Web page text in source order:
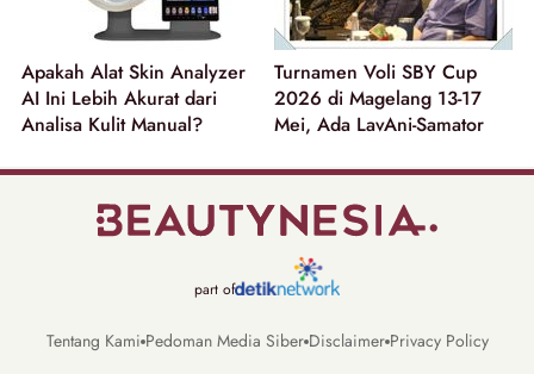
Apakah Alat Skin Analyzer
AI Ini Lebih Akurat dari
Analisa Kulit Manual?
Turnamen Voli SBY Cup
2026 di Magelang 13-17
Mei, Ada LavAni-Samator
part of
Tentang Kami Pedoman Media Siber Disclaimer Privacy Policy